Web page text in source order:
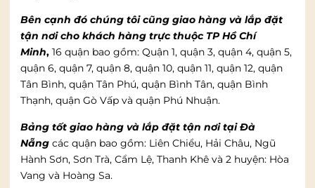
Bên cạnh đó chúng tôi cũng giao hàng và lắp đặt
tận nơi cho khách hàng trực thuộc TP Hồ Chí
Minh, 16 quận bao gồm: Quận 1, quận 3, quận 4, quận 5,
quận 6, quận 7, quận 8, quận 10, quận 11, quận 12, quận
Tân Bình, quận Tân Phú, quận Bình Tân, quận Bình
Thạnh, quận Gò Vấp và quận Phú Nhuận.
Bảng tốt giao hàng và lắp đặt tận nơi tại Đà
Nẵng các quận bao gồm: Liên Chiểu, Hải Châu, Ngũ
Hành Sơn, Sơn Trà, Cẩm Lệ, Thanh Khê và 2 huyện: Hòa
Vang và Hoàng Sa.